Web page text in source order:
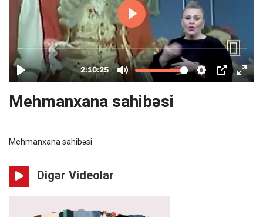
Mehmanxana sahibəsi
Mehmanxana sahibəsi
Digər Videolar